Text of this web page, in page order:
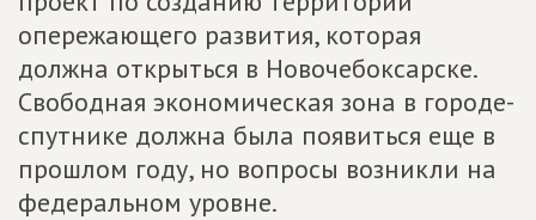
опережающего развития, которая
должна открыться в Новочебоксарске.
Свободная экономическая зона в городе-
спутнике должна была появиться еще в
прошлом году, но вопросы возникли на
федеральном уровне.